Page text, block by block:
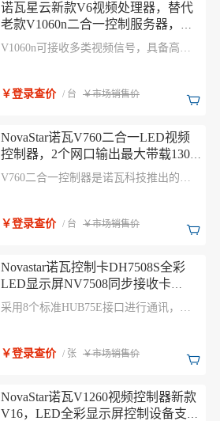
诺瓦星云新款V6视频处理器，替代
老款V1060n二合一控制服务器，
LED全彩显示屏三画面分割同步拼
V1060n可接收多类视频信号，具备高清
能，可提供优异的图像显示。
￥登录查价 / 台 ￥市场销售价
NovaStar诺瓦V760二合一LED视频
控制器，2个网口输出最大带载130
万像素，操作简易的纯硬件设备
V760二合一控制器是诺瓦科技推出的一
强大的视频处理能力于一体，简化现场环
￥登录查价 / 台 ￥市场销售价
Novastar诺瓦控制卡DH7508S全彩
LED显示屏NV7508同步接收卡
NovaLCT LED调试软件
采用8个标准HUB75E接口进行通讯，具
品的电磁兼容性，适用于多种现场环境的
￥登录查价 / 张 ￥市场销售价
NovaStar诺瓦V1260视频控制器新款
V16，LED全彩显示屏控制设备支持